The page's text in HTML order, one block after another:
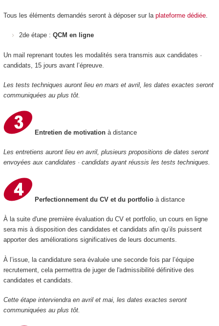
Tous les éléments demandés seront à déposer sur la plateforme dédiée.
2de étape : QCM en ligne
Un mail reprenant toutes les modalités sera transmis aux candidates ·
candidats, 15 jours avant l’épreuve.
Les tests techniques auront lieu en mars et avril, les dates exactes seront
communiquées au plus tôt.
Entretien de motivation à distance
Les entretiens auront lieu en avril, plusieurs propositions de dates seront
envoyées aux candidates · candidats ayant réussis les tests techniques.
Perfectionnement du CV et du portfolio à distance
À la suite d'une première évaluation du CV et portfolio, un cours en ligne
sera mis à disposition des candidates et candidats afin qu’ils puissent
apporter des améliorations significatives de leurs documents.
À l’issue, la candidature sera évaluée une seconde fois par l’équipe
recrutement, cela permettra de juger de l'admissibilité définitive des
candidates et candidats.
Cette étape interviendra en avril et mai, les dates exactes seront
communiquées au plus tôt.